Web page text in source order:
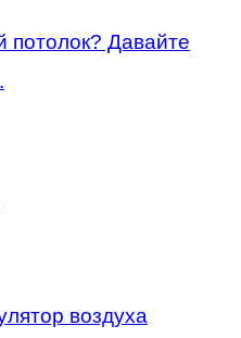
потолок? Давайте
воздуха